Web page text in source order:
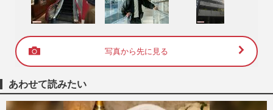
写真から先に見る
あわせて読みたい